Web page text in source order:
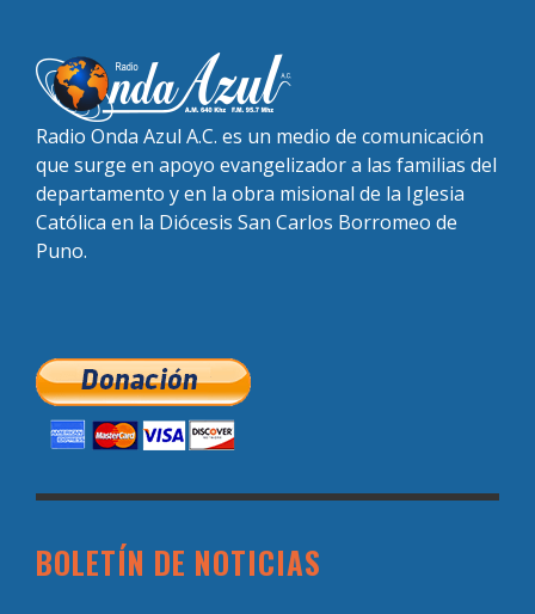
Radio Onda Azul A.C. es un medio de comunicación
que surge en apoyo evangelizador a las familias del
departamento y en la obra misional de la Iglesia
Católica en la Diócesis San Carlos Borromeo de
Puno.
BOLETÍN DE NOTICIAS